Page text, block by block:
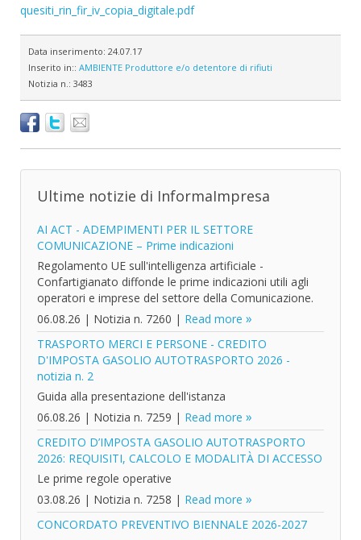
quesiti_rin_fir_iv_copia_digitale.pdf
Data inserimento: 24.07.17
Inserito in:: AMBIENTE Produttore e/o detentore di rifiuti
Notizia n.: 3483
Ultime notizie di InformaImpresa
AI ACT - ADEMPIMENTI PER IL SETTORE
COMUNICAZIONE – Prime indicazioni
Regolamento UE sull'intelligenza artificiale -
Confartigianato diffonde le prime indicazioni utili agli
operatori e imprese del settore della Comunicazione.
06.08.26 | Notizia n. 7260 | Read more
TRASPORTO MERCI E PERSONE - CREDITO
D'IMPOSTA GASOLIO AUTOTRASPORTO 2026 -
notizia n. 2
Guida alla presentazione dell'istanza
06.08.26 | Notizia n. 7259 | Read more
CREDITO D’IMPOSTA GASOLIO AUTOTRASPORTO
2026: REQUISITI, CALCOLO E MODALITÀ DI ACCESSO
Le prime regole operative
03.08.26 | Notizia n. 7258 | Read more
CONCORDATO PREVENTIVO BIENNALE 2026-2027